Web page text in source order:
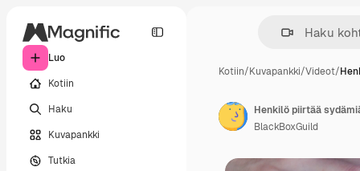
Luo
Kotiin
Haku
Kuvapankki
Tutkia
Kotiin/Kuvapankki/Videot/
BlackBoxGuild